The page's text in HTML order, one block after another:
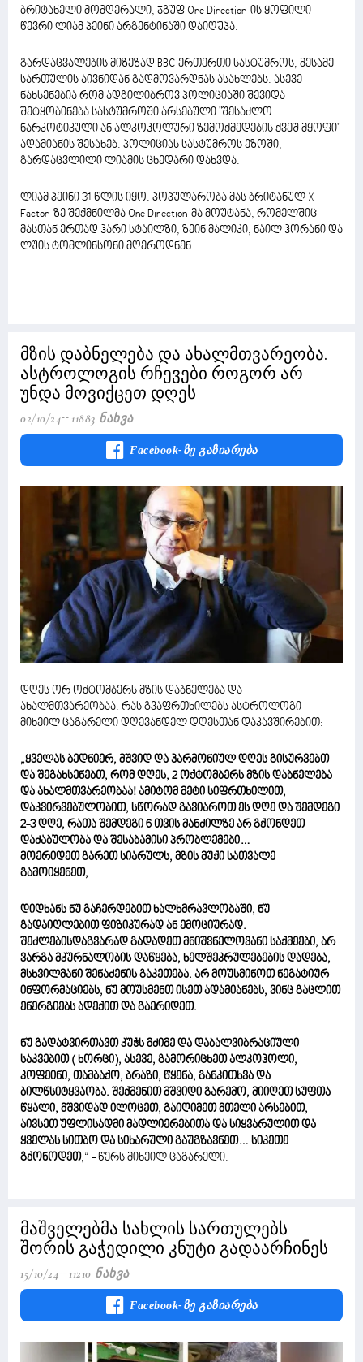
ბრიტანელი მომღერალი, ჯგუფ One Direction-ის ყოფილი
წევრი ლიამ პეინი არგენტინაში დაიღუპა.
გარდაცვალების მიზეზად BBC ერთერთი სასტუმროს, მესამე
სართულის აივნიდან გადმოვარდნას ასახლებს. ასევე
ნახსენებია რომ ადგილიბროვ პოლიციაში შევიდა
შეტყობინება სასტუმროში არსებული "შესაძლო
ნარკოტიკული ან ალკოჰოლური ზემოქმედების ქვეშ მყოფი"
ადამიანის შესახებ. პოლიციას სასტუმროს ეზოში,
გარდაცვლილი ლიამის ცხედარი დახვდა.
ლიამ პეინი 31 წლის იყო. პოპულარობა მას ბრიტანულ X
Factor-ზე შექმნილმა One Direction-მა მოუტანა, რომელშიც
მასთან ერთად ჰარი სტაილზი, ზეინ მალიკი, ნაილ ჰორანი და
ლუის ტომლინსონი მღეროდნენ.
მზის დაბნელება და ახალმთვარეობა.
ასტროლოგის რჩევები როგორ არ
უნდა მოვიქცეთ დღეს
02/10/24 11883 Ნახვა
Facebook-Ზე Გაზიარება
დღეს ორ ოქტომბერს მზის დაბნელება და
ახალმთვარეობაა. რას გვაფრთხილებს ასტროლოგი
მიხეილ ცაგარელი დღევანდელ დღესთან დაკავშირებით:
„ყველას ბედნიერ, მშვიდ და ჰარმონიულ დღეს გისურვებთ
და შეგახსენებთ, რომ დღეს, 2 ოქტომბერს მზის დაბნელება
და ახალმთვარეობაა! ამიტომ მეტი სიფრთხილით,
დაკვირვებულობით, სწორად გავიაროთ ეს დღე და შემდეგი
2-3 დღე, რათა შემდეგი 6 თვის მანძილზე არ გქონდეთ
დაძაბულობა და შესაბამისი პრობლემები…
მოერიდეთ გარეთ სიარულს, მზის მუქი სათვალე
გამოიყენეთ,
დიდხანს ნუ გაჩერდებით ხალხმრავლობაში, ნუ
გადაიღლებით ფიზიკურად ან ემოციურად.
შეძლებისდაგვარად გადადეთ მნიშვნელოვანი საქმეები, არ
ვარგა მკურნალობის დაწყება, ხელშეკრულებების დადება,
მსხვილმანი შენაძენის გაკეთება. არ მოუსმინოთ ნეგატიურ
ინფორმაციებს, ნუ მოუსმენთ ისეთ ადამიანებს, ვინც გაცლით
ენერგიებს ადექით და გაერიდეთ.
ნუ გადატვირთავთ კუჭს მძიმე და დაბალვიბრაციული
საკვებით ( ხორცი), ასევე, გამორიცხეთ ალკოჰოლი,
კოფეინი, თამბაქო, ბრაზი, წყენა, განკითხვა და
ბილწსიტყვაობა. შექმენით მშვიდი გარემო, მიიღეთ სუფთა
წყალი, მშვიდად ილოცეთ, გაიღიმეთ მთელი არსებით,
აივსეთ უფლისადმი მადლიერებითა და სიყვარულით და
ყველას სითბო და სიხარული გაუგზავნეთ… სიკეთე
გქონოდეთ,“ - წერს მიხეილ ცაგარელი.
მაშველებმა სახლის სართულებს
შორის გაჭედილი კნუტი გადაარჩინეს
15/10/24 11210 Ნახვა
Facebook-Ზე Გაზიარება